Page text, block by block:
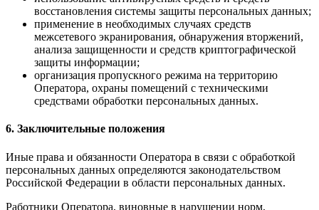
восстановления системы защиты персональных данных;
применение в необходимых случаях средств
межсетевого экранирования, обнаружения вторжений,
анализа защищенности и средств криптографической
защиты информации;
организация пропускного режима на территорию
Оператора, охраны помещений с техническими
средствами обработки персональных данных.
6. Заключительные положения
Иные права и обязанности Оператора в связи с обработкой
персональных данных определяются законодательством
Российской Федерации в области персональных данных.
Работники Оператора, виновные в нарушении норм,